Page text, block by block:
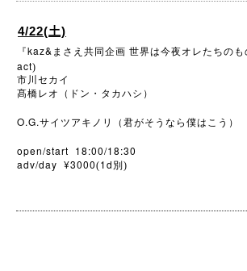
4/22(土)
『kaz& まさえ共同企画 世界は今夜オレたちのも
act)
市川セカイ
髙橋レオ（ドン・タカハシ）
O.G.サイツアキノリ（君がそうなら僕はこう）
open/start 18:00/18:30
adv/day ¥3000(1d 別)